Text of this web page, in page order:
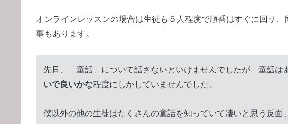
オンラインレッスンの場合は生徒も５人程度で順番はすぐに回り、
事もあります。
先日、「童話」について話さないといけませんでしたが、童話は
いで良いかな程度にしかしていませんでした。
僕以外の他の生徒はたくさんの童話を知っていて凄いと思う反面